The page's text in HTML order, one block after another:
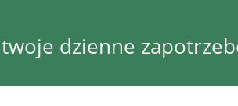
twoje dzienne